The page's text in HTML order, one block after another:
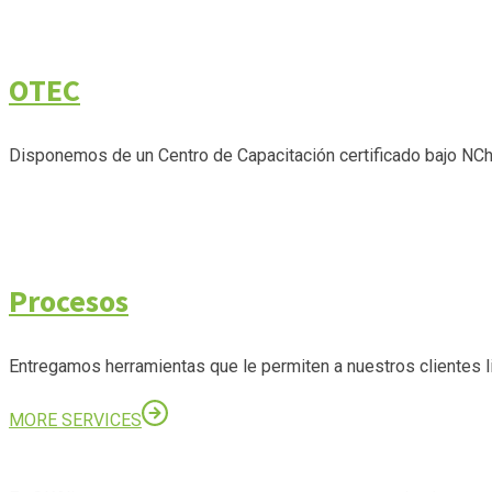
OTEC
Disponemos de un Centro de Capacitación certificado bajo NCh
Procesos
Entregamos herramientas que le permiten a nuestros clientes
MORE SERVICES